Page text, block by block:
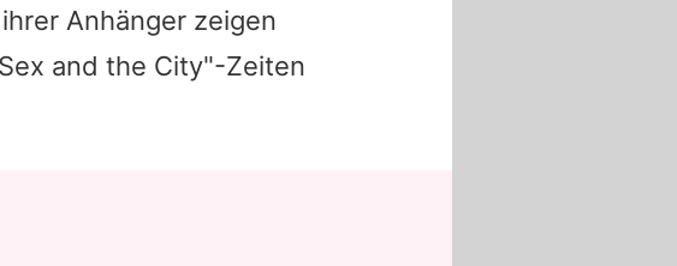
Anhänger zeigen
Sex and the City"-Zeiten